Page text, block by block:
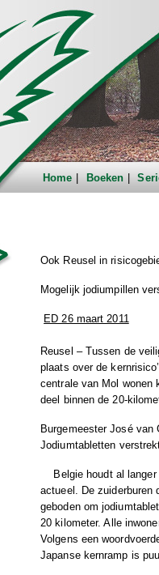
Home Boeken
Ook Reusel in
Mogelijk jodiumpillen
ED 26 maart 2011
Reusel – Tussen de
plaats over de
centrale van Mol wonen
deel binnen de 20-
Burgemeester José
Jodiumtabletten
Belgie houdt al
actueel. De zuiderburen
geboden om
20 kilometer. Alle
Volgens een
Japanse kernramp is